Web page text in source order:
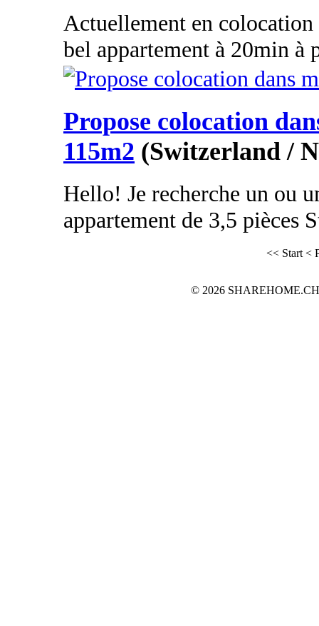
Actuellement en colocation
bel appartement à 20min à
Propose colocation
115m2 (Switzerland /
Hello! Je recherche un ou
appartement de 3,5 pièces
<< Start <
© 2026